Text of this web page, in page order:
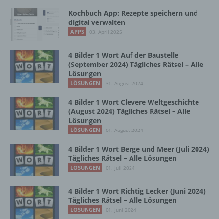
Kochbuch App: Rezepte speichern und
digital verwalten
APPS 03. April 2025
4 Bilder 1 Wort Auf der Baustelle
(September 2024) Tägliches Rätsel – Alle
Lösungen
LÖSUNGEN 31. August 2024
4 Bilder 1 Wort Clevere Weltgeschichte
(August 2024) Tägliches Rätsel – Alle
Lösungen
LÖSUNGEN 01. August 2024
4 Bilder 1 Wort Berge und Meer (Juli 2024)
Tägliches Rätsel – Alle Lösungen
LÖSUNGEN 01. Juli 2024
4 Bilder 1 Wort Richtig Lecker (Juni 2024)
Tägliches Rätsel – Alle Lösungen
LÖSUNGEN 01. Juni 2024
Vorgang oder jede solche Vorgangsreihe im
Zusammenhang mit personenbezogenen
Daten wie das Erheben, das Erfassen, die
Organisation, das Ordnen, die Speicherung,
Auslesen, das Abfragen, die Verwendung,
die Offenlegung durch Übermittlung,
Verbreitung oder eine andere Form der
Bereitstellung, den Abgleich oder die
Verknüpfung, die Einschränkung, das
Löschen oder die Vernichtung.
Einschränkung der Verarbeitung ist die
Markierung gespeicherter
künftige Verarbeitung einzuschränken.